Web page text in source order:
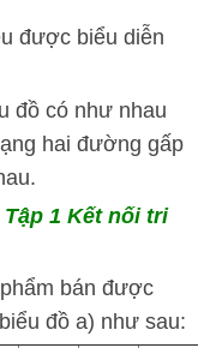
được biểu diễn
đồ có như nhau
hai đường gấp
Tập 1 Kết nối tri
bán được
đồ a) như sau: